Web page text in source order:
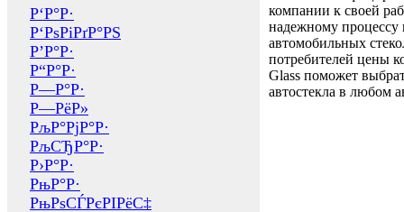
Р‘Р°Р·
Р‘РѕРіРґР°РЅ
Р’Р°Р·
Р“Р°Р·
Р—Р°Р·
Р—РёР»
РљР°РјР°Р·
РљСЂР°Р·
Р›Р°Р·
РњР°Р·
РњРѕСЃРєРІРёС‡
компании к своей
надежному процессу
автомобильных
потребителей цены
Glass поможет
автостекла в любом